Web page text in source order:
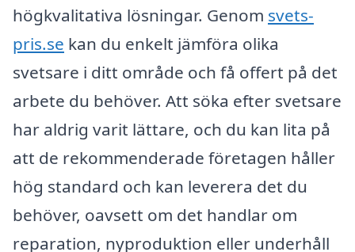
högkvalitativa lösningar. Genom svets-
pris.se kan du enkelt jämföra olika
svetsare i ditt område och få offert på det
arbete du behöver. Att söka efter svetsare
har aldrig varit lättare, och du kan lita på
att de rekommenderade företagen håller
hög standard och kan leverera det du
behöver, oavsett om det handlar om
reparation, nyproduktion eller underhåll